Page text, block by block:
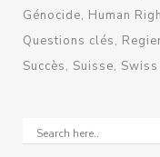
Génocide Human
Questions clés
Succès
Suisse